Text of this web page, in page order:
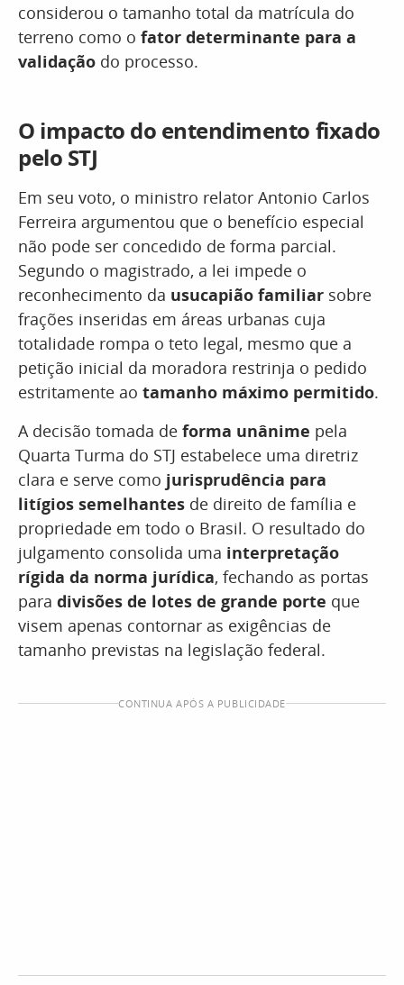
considerou o tamanho total da matrícula do
terreno como o fator determinante para a
validação do processo.
O impacto do entendimento fixado
pelo STJ
Em seu voto, o ministro relator Antonio Carlos
Ferreira argumentou que o benefício especial
não pode ser concedido de forma parcial.
Segundo o magistrado, a lei impede o
reconhecimento da usucapião familiar sobre
frações inseridas em áreas urbanas cuja
totalidade rompa o teto legal, mesmo que a
petição inicial da moradora restrinja o pedido
estritamente ao tamanho máximo permitido.
A decisão tomada de forma unânime pela
Quarta Turma do STJ estabelece uma diretriz
clara e serve como jurisprudência para
litígios semelhantes de direito de família e
propriedade em todo o Brasil. O resultado do
julgamento consolida uma interpretação
rígida da norma jurídica, fechando as portas
para divisões de lotes de grande porte que
visem apenas contornar as exigências de
tamanho previstas na legislação federal.
CONTINUA APÓS A PUBLICIDADE